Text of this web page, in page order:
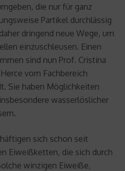
die nur für ganz
Partikel durchlässig
dringend neue Wege, um
einzuschleusen. Einen
sind nun Prof. Cristina
vom Fachbereich
Sie haben Möglichkeiten
wasserlöslicher
sich schon seit
Eiweißketten, die sich durch
winzigen Eiweiße,